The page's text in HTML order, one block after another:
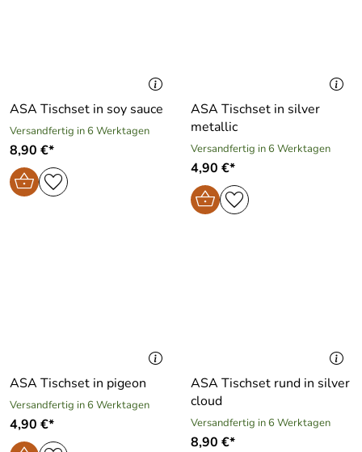
ASA Tischset in soy sauce
Versandfertig in 6 Werktagen
8,90 €*
ASA Tischset in silver
metallic
Versandfertig in 6 Werktagen
4,90 €*
ASA Tischset in pigeon
Versandfertig in 6 Werktagen
4,90 €*
ASA Tischset rund in silver
cloud
Versandfertig in 6 Werktagen
8,90 €*